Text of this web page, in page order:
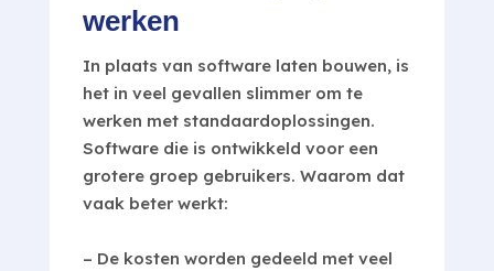
werken
In plaats van software laten bouwen, is
het in veel gevallen slimmer om te
werken met standaardoplossingen.
Software die is ontwikkeld voor een
grotere groep gebruikers. Waarom dat
vaak beter werkt:
– De kosten worden gedeeld met veel